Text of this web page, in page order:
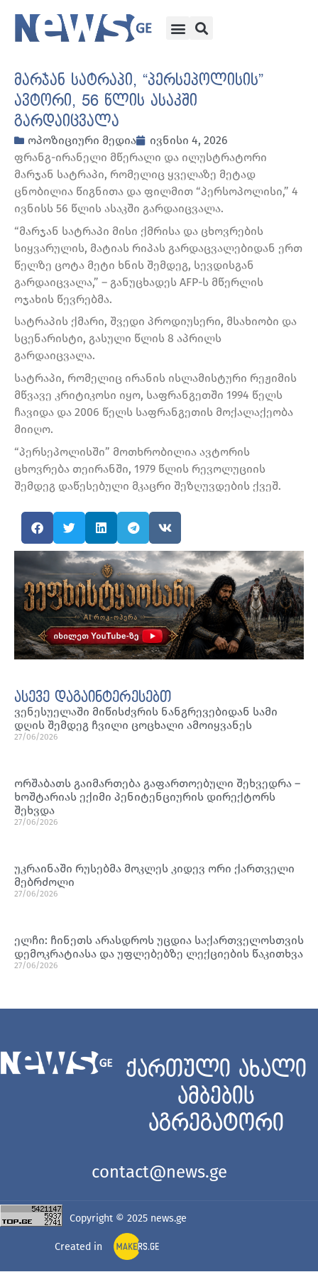
მარჯან სატრაპი, “პერსეპოლისის”
ავტორი, 56 წლის ასაკში
გარდაიცვალა
ოპოზიციური მედია
ივნისი 4, 2026
ფრანგ-ირანელი მწერალი და ილუსტრატორი
მარჯან სატრაპი, რომელიც ყველაზე მეტად
ცნობილია წიგნითა და ფილმით “პერსოპოლისი,” 4
ივნისს 56 წლის ასაკში გარდაიცვალა.
“მარჯან სატრაპი მისი ქმრისა და ცხოვრების
სიყვარულის, მატიას რიპას გარდაცვალებიდან ერთ
წელზე ცოტა მეტი ხნის შემდეგ, სევდისგან
გარდაიცვალა,” – განუცხადეს AFP-ს მწერლის
ოჯახის წევრებმა.
სატრაპის ქმარი, შვედი პროდიუსერი, მსახიობი და
სცენარისტი, გასული წლის 8 აპრილს
გარდაიცვალა.
სატრაპი, რომელიც ირანის ისლამისტური რეჟიმის
მწვავე კრიტიკოსი იყო, საფრანგეთში 1994 წელს
ჩავიდა და 2006 წელს საფრანგეთის მოქალაქეობა
მიიღო.
“პერსეპოლისში” მოთხრობილია ავტორის
ცხოვრება თეირანში, 1979 წლის რევოლუციის
შემდეგ დაწესებული მკაცრი შეზღუვდების ქვეშ.
ასევე დაგაინტერესებთ
ვენესუელაში მიწისძვრის ნანგრევებიდან სამი
დღის შემდეგ ჩვილი ცოცხალი ამოიყვანეს
27/06/2026
ორშაბათს გაიმართება გაფართოებული შეხვედრა –
ხოშტარიას ექიმი პენიტენციურის დირექტორს
შეხვდა
27/06/2026
უკრაინაში რუსებმა მოკლეს კიდევ ორი ქართველი
მებრძოლი
27/06/2026
ელჩი: ჩინეთს არასდროს უცდია საქართველოსთვის
დემოკრატიასა და უფლებებზე ლექციების წაკითხვა
27/06/2026
ქართული ახალი
ამბების
აგრეგატორი
contact@news.ge
Copyright © 2025 news.ge
Created in